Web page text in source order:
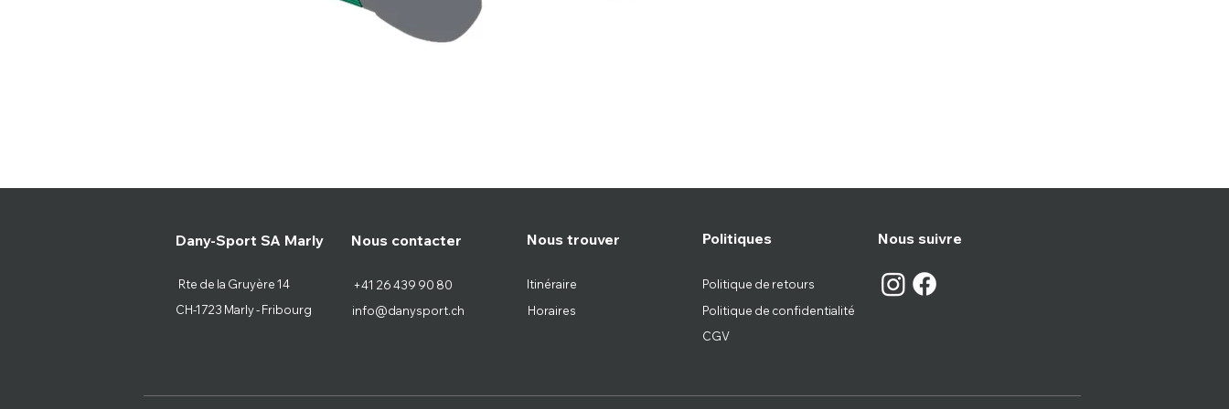
Dany-Sport SA Marly
CH-1723 Marly - Fribourg
Rte de la Gruyère 14
Nous contacter
info@danysport.ch
+41 26 439 90 80
Nous trouver
Itinéraire
Horaires
Politiques
Politique de retours
Politique de confidentialité
CGV
Nous suivre